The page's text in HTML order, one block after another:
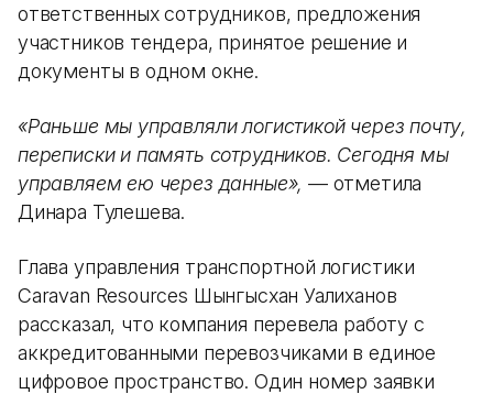
ответственных сотрудников, предложения
участников тендера, принятое решение и
документы в одном окне.
«Раньше мы управляли логистикой через почту,
переписки и память сотрудников. Сегодня мы
управляем ею через данные», — отметила
Динара Тулешева.
Глава управления транспортной логистики
Caravan Resources Шынгысхан Уалиханов
рассказал, что компания перевела работу с
аккредитованными перевозчиками в единое
цифровое пространство. Один номер заявки